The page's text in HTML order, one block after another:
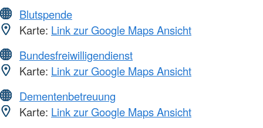
Blutspende
Karte: Link zur Google Maps Ansicht
Bundesfreiwilligendienst
Karte: Link zur Google Maps Ansicht
Dementenbetreuung
Karte: Link zur Google Maps Ansicht